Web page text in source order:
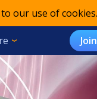
our use of cookies.